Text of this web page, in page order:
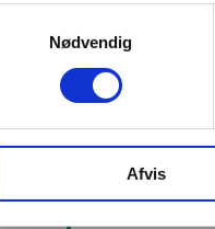
Nødvendig
Afvis
På lager